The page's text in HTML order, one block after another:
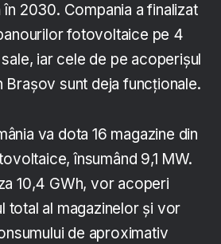
2030. Compania a finalizat
fotovoltaice pe 4
iar cele de pe acoperișul
Brașov sunt deja funcționale.
va dota 16 magazine din
însumând 9,1 MW.
10,4 GWh, vor acoperi
total al magazinelor și vor
de aproximativ